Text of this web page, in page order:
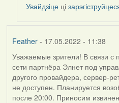
by
Feather
Увайдзіце ці
Feather- 17.05.2022 - 11:38
Уважаемые зрители! В связи с
сети партнёра Элнет под
другого провайдера, сервер-
не доступен. Планируется
после 20:00. Приносим